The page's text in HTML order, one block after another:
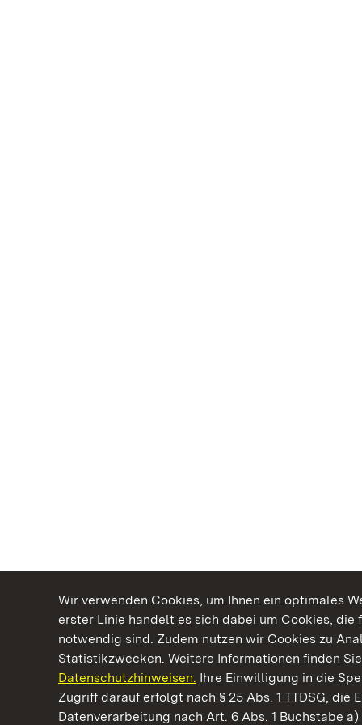
Wir verwenden Cookies, um Ihnen ein optimales
erster Linie handelt es sich dabei um Cookies, die
notwendig sind. Zudem nutzen wir Cookies zu
Statistikzwecken. Weitere Informationen finden
Datenschutzhinweisen. Ihre Einwilligung in die
Zugriff darauf erfolgt nach § 25 Abs. 1 TTDSG, die
Datenverarbeitung nach Art. 6 Abs. 1 Buchstabe a)
Kommen. Staunen. Genießen.